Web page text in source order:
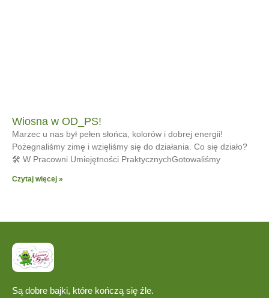
Wiosna w OD_PS!
Marzec u nas był pełen słońca, kolorów i dobrej energii!
Pożegnaliśmy zimę i wzięliśmy się do działania. Co się działo?
🛠 W Pracowni Umiejętności PraktycznychGotowaliśmy
Czytaj więcej »
Są dobre bajki, które kończą się źle.